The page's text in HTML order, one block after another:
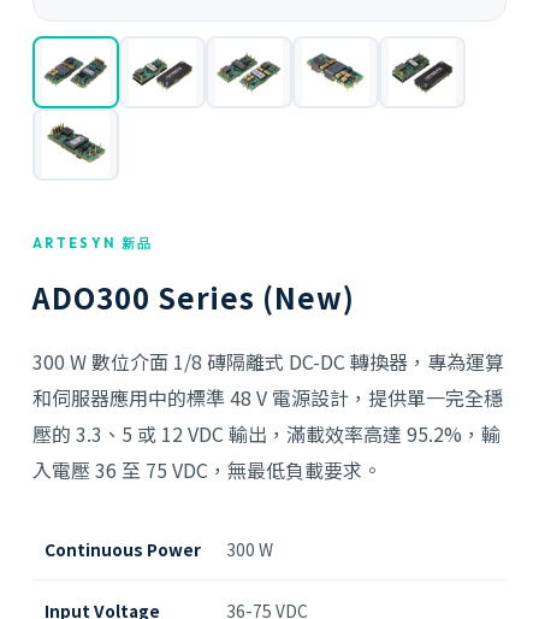
ARTESYN 新品
ADO300 Series (New)
300 W 數位介面 1/8 磚隔離式 DC-DC 轉換器，專為運算
和伺服器應用中的標準 48 V 電源設計，提供單一完全穩
壓的 3.3、5 或 12 VDC 輸出，滿載效率高達 95.2%，輸
入電壓 36 至 75 VDC，無最低負載要求。
Continuous Power 300 W
Input Voltage
36-75 VDC